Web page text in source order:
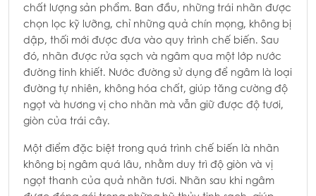
chất lượng sản phẩm. Ban đầu, những trái nhãn được
chọn lọc kỹ lưỡng, chỉ những quả chín mọng, không bị
dập, thối mới được đưa vào quy trình chế biến. Sau
đó, nhãn được rửa sạch và ngâm qua một lớp nước
đường tinh khiết. Nước đường sử dụng để ngâm là loại
đường tự nhiên, không hóa chất, giúp tăng cường độ
ngọt và hương vị cho nhãn mà vẫn giữ được độ tươi,
giòn của trái cây.
Một điểm đặc biệt trong quá trình chế biến là nhãn
không bị ngâm quá lâu, nhằm duy trì độ giòn và vị
ngọt thanh của quả nhãn tươi. Nhãn sau khi ngâm